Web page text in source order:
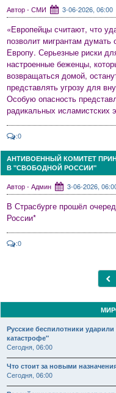
Автор - СМИ 3-06-2026, 06:00
«Европейцы считают, что
позволит мигрантам думать
Европу. Серьезные риски
настроенные беженцы,
возвращаться домой,
представлять угрозу для
Особую опасность
радикальных исламистских
:0
АНТИВОЕННЫЙ КОМИТЕТ
В "СВОБОДНОЙ РОССИИ"
Автор - Админ 3-06-2026,
В Страсбурге прошёл
России*
:0
Русские беспилотники
катастрофе"
Сегодня, 06:00
Что стоит за новыми
Сегодня, 06:00